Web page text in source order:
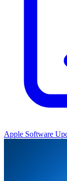
Apple Software